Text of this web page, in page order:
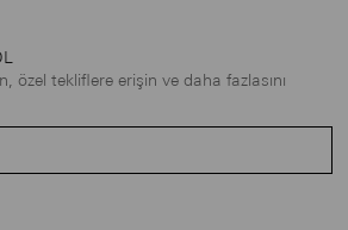
özel tekliflere erişin ve daha fazlasını